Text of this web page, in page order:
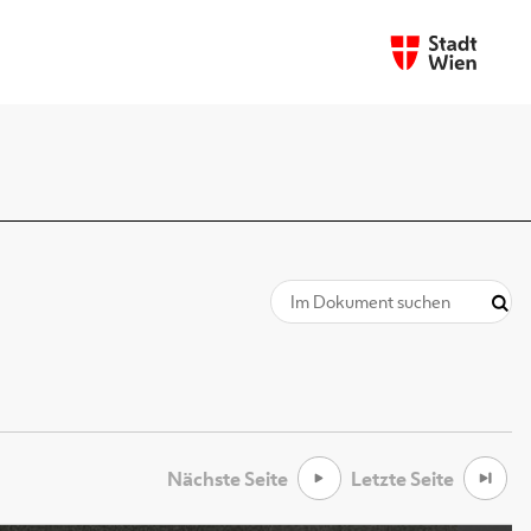
Nächste Seite Letzte Seite